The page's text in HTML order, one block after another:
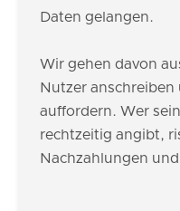
Daten gelangen.
Wir gehen davon
Nutzer
auffordern. Wer
rechtzeitig angibt,
Nachzahlungen